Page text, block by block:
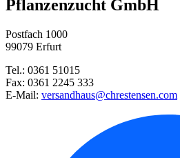
Knospenheide Twingirls® Sarah ...
Rispenhortensie Groundbreaker® ...
Kaukasus-Flockenblume
Pflanzenzucht GmbH
Postfach 1000
99079 Erfurt
Tel.: 0361 51015
Fax: 0361 2245 333
E-Mail: versandhaus@chrestensen.com